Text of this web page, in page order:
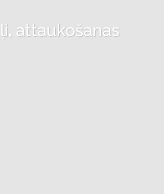
attaukošanas